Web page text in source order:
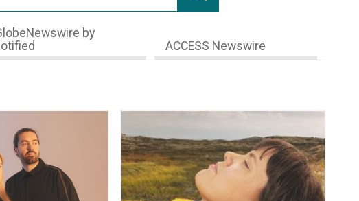
by
ACCESS Newswire